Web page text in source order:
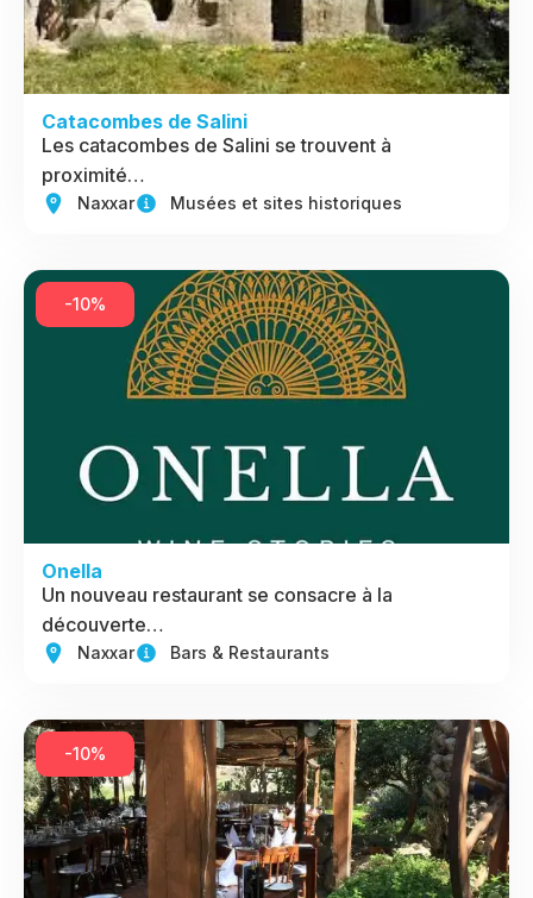
Catacombes de Salini
Les catacombes de Salini se trouvent à
proximité…
Naxxar Musées et sites historiques
-10%
Onella
Un nouveau restaurant se consacre à la
découverte…
Naxxar Bars & Restaurants
-10%